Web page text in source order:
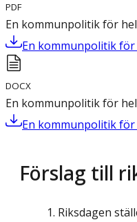
PDF
En kommunpolitik för
En kommunpolitik
DOCX
En kommunpolitik för
En kommunpolitik
Förslag till
Riksdagen